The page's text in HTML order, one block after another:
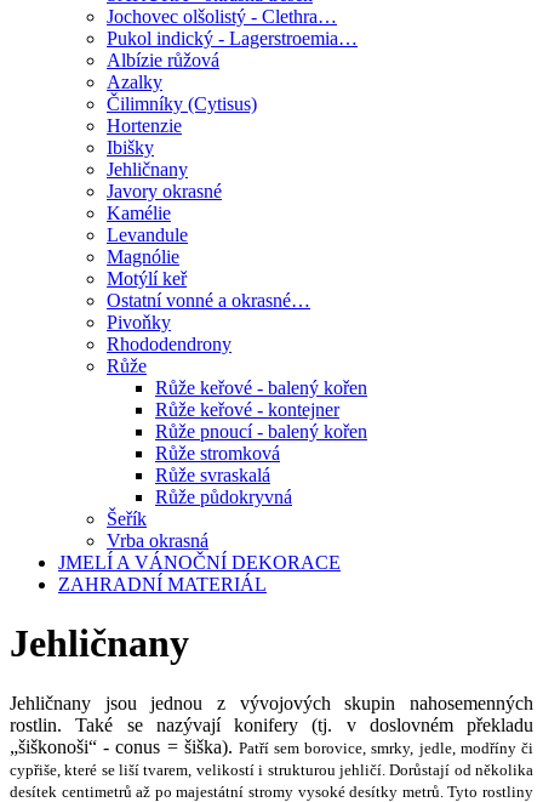
Jochovec olšolistý - Clethra…
Pukol indický - Lagerstroemia…
Albízie růžová
Azalky
Čilimníky (Cytisus)
Hortenzie
Ibišky
Jehličnany
Javory okrasné
Kamélie
Levandule
Magnólie
Motýlí keř
Ostatní vonné a okrasné…
Pivoňky
Rhododendrony
Růže
Růže keřové - balený kořen
Růže keřové - kontejner
Růže pnoucí - balený kořen
Růže stromková
Růže svraskalá
Růže půdokryvná
Šeřík
Vrba okrasná
JMELÍ A VÁNOČNÍ DEKORACE
ZAHRADNÍ MATERIÁL
Jehličnany
Jehličnany jsou jednou z vývojových skupin nahosemenných
rostlin. Také se nazývají konifery (tj. v doslovném překladu
„šiškonoši“ - conus = šiška). Patří sem borovice, smrky, jedle, modříny či
cypřiše, které se liší tvarem, velikostí i strukturou jehličí. Dorůstají od několika
desítek centimetrů až po majestátní stromy vysoké desítky metrů.Tyto rostliny